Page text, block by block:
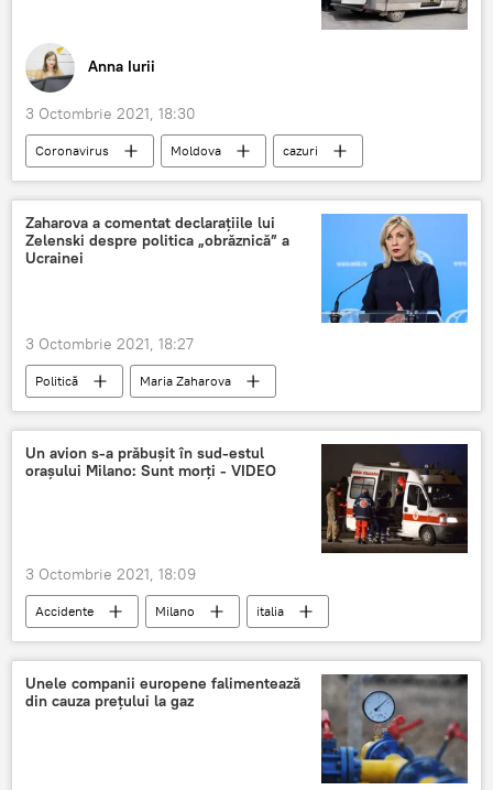
Anna Iurii
3 Octombrie 2021, 18:30
Coronavirus Moldova
cazuri
noi
COVID-19
Zaharova a comentat declarațiile lui
Zelenski despre politica „obrăznică” a
Ucrainei
3 Octombrie 2021, 18:27
Politică
Maria Zaharova
Volodimir Zelenski
Ucraina
Un avion s-a prăbușit în sud-estul
orașului Milano: Sunt morți - VIDEO
3 Octombrie 2021, 18:09
Accidente Milano
italia
prăbușit
Avion
Unele companii europene falimentează
din cauza prețului la gaz